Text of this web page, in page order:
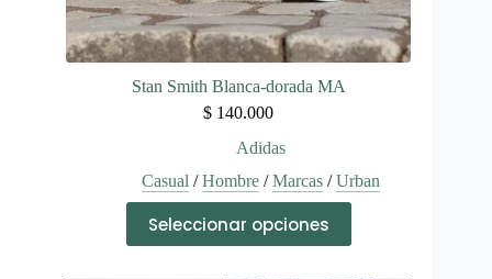
Stan Smith Blanca-dorada MA
$ 140.000
Adidas
Casual/Hombre/Marcas/Urban
Seleccionar opciones
producto
tiene